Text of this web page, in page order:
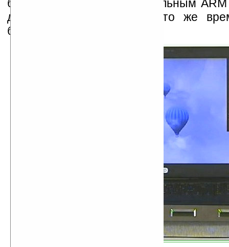
большой мощности и мобильным ARM
для простых задач и, в то же
батареи.